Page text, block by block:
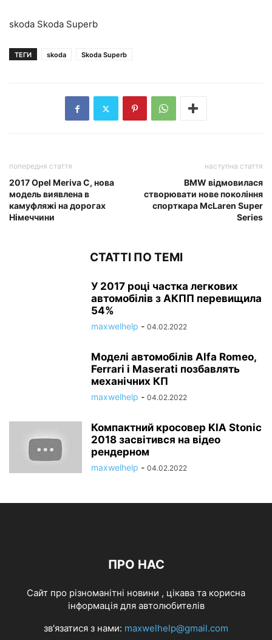
skoda Skoda Superb
ТЕГИ skoda Skoda Superb
попередня стаття
2017 Opel Meriva C, нова
модель виявлена в
камуфляжі на дорогах
Німеччини
наступна стаття
BMW відмовилася
створювати нове покоління
спорткара McLaren Super
Series
СТАТТІ ПО ТЕМІ
У 2017 році частка легкових
автомобілів з АКПП перевищила
54%
maxwelhelp - 04.02.2022
Моделі автомобілів Alfa Romeo,
Ferrari і Maserati позбавлять
механічних КП
maxwelhelp - 04.02.2022
Компактний кросовер KIA Stonic
2018 засвітився на відео
рендерном
maxwelhelp - 04.02.2022
ПРО НАС
Cайт про різноманітні новини , цікава та корисна
інформація для автолюбителів
зв'язатися з нами: maxwelhelp@gmail.com